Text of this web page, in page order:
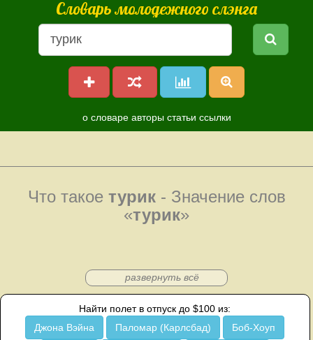
Словарь молодежного слэнга
о словаре авторы статьи ссылки
Что такое турик- Значение слов
«турик»
развернуть всё
Найти полет в отпуск до $100 из:
Джона Вэйна
Паломар (Карлсбад) Боб-Хоуп